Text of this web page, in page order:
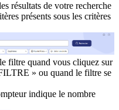
résultats de votre recherche
présents sous les critères
filtre quand vous cliquez sur
» ou quand le filtre se
indique le nombre